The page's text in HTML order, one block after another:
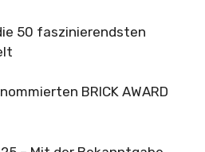
50 faszinierendsten
BRICK AWARD